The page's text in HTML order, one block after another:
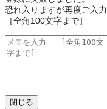
恐れ入りますが再度ご入力
［全角100文字まで］
閉じる